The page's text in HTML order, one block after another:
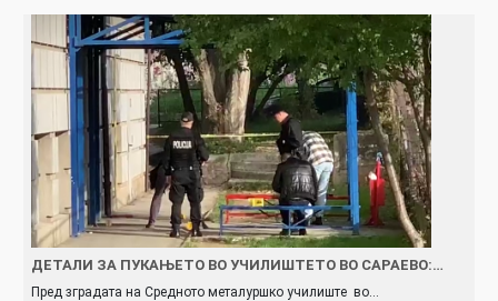
ДЕТАЛИ ЗА ПУКАЊЕТО ВО УЧИЛИШТЕТО ВО САРАЕВО:…
Пред зградата на Средното металуршко училиште во…